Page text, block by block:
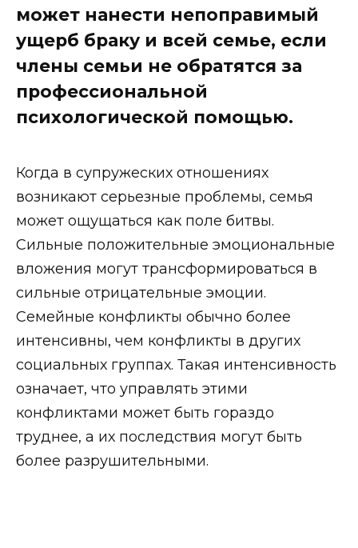
может нанести непоправимый
ущерб браку и всей семье, если
члены семьи не обратятся за
профессиональной
психологической помощью.
Когда в супружеских отношениях
возникают серьезные проблемы, семья
может ощущаться как поле битвы.
Сильные положительные эмоциональные
вложения могут трансформироваться в
сильные отрицательные эмоции.
Семейные конфликты обычно более
интенсивны, чем конфликты в других
социальных группах. Такая интенсивность
означает, что управлять этими
конфликтами может быть гораздо
труднее, а их последствия могут быть
более разрушительными.